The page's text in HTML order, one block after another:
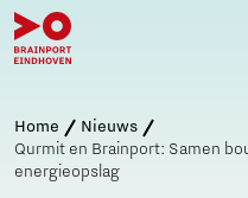
Home
Nieuws
Qurmit en Brainport: Samen
energieopslag